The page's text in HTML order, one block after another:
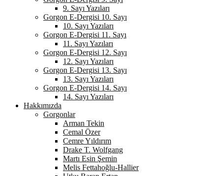
9. Sayı Yazıları
Gorgon E-Dergisi 10. Sayı
10. Sayı Yazıları
Gorgon E-Dergisi 11. Sayı
11. Sayı Yazıları
Gorgon E-Dergisi 12. Sayı
12. Sayı Yazıları
Gorgon E-Dergisi 13. Sayı
13. Sayı Yazıları
Gorgon E-Dergisi 14. Sayı
14. Sayı Yazıları
Hakkımızda
Gorgonlar
Arman Tekin
Cemal Özer
Cemre Yıldırım
Drake T. Wolfgang
Martı Esin Şemin
Melis Fettahoğlu-Hallier